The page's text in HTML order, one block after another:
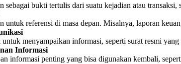
sebagai bukti tertulis dari suatu kejadian atau
untuk referensi di masa depan. Misalnya, laporan
menyampaikan informasi, seperti surat resmi
Informasi
informasi penting yang bisa digunakan kembali,